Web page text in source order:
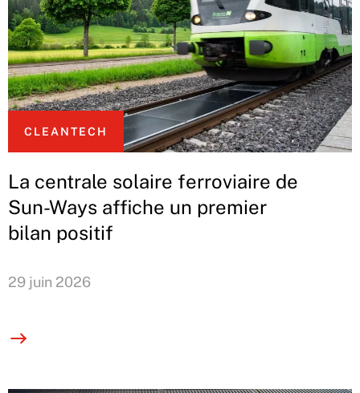
CLEANTECH
La centrale solaire ferroviaire de
Sun-Ways affiche un premier
bilan positif
29 juin 2026